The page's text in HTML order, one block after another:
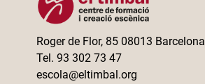
Roger de Flor, 85 08013 Barcelona
Tel. 93 302 73 47
escola@eltimbal.org